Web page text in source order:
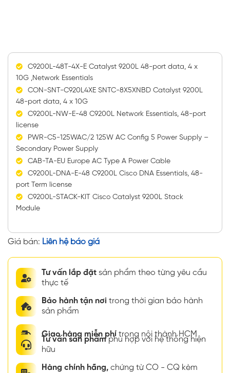
C9200L-48T-4X-E Catalyst 9200L 48-port data, 4 x
10G ,Network Essentials
CON-SNT-C920L4XE SNTC-8X5XNBD Catalyst 9200L
48-port data, 4 x 10G
C9200L-NW-E-48 C9200L Network Essentials, 48-port
license
PWR-C5-125WAC/2 125W AC Config 5 Power Supply –
Secondary Power Supply
CAB-TA-EU Europe AC Type A Power Cable
C9200L-DNA-E-48 C9200L Cisco DNA Essentials, 48-
port Term license
C9200L-STACK-KIT Cisco Catalyst 9200L Stack
Module
Giá bán: Liên hệ báo giá
Tư vấn lắp đặt sản phẩm theo từng yêu cầu
thực tế
Bảo hành tận nơi trong thời gian bảo hành
sản phẩm
Giao hàng miễn phí trong nội thành HCM
Tư vấn sản phẩmphù hợp với hệ thống hiện
hữu
Hàng chính hãng, chứng từ CO - CQ kèm